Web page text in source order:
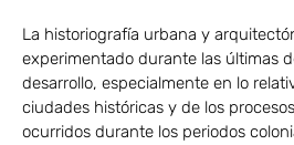
La historiografía urbana y
experimentado durante las últimas
desarrollo, especialmente en lo
ciudades históricas y de los
ocurridos durante los periodos